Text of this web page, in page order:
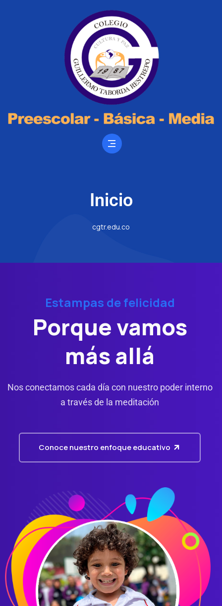
Inicio
cgtr.edu.co
Estampas de felicidad
Porque vamos
más allá
Nos conectamos cada día con nuestro poder interno
a través de la meditación
Conoce nuestro enfoque educativo